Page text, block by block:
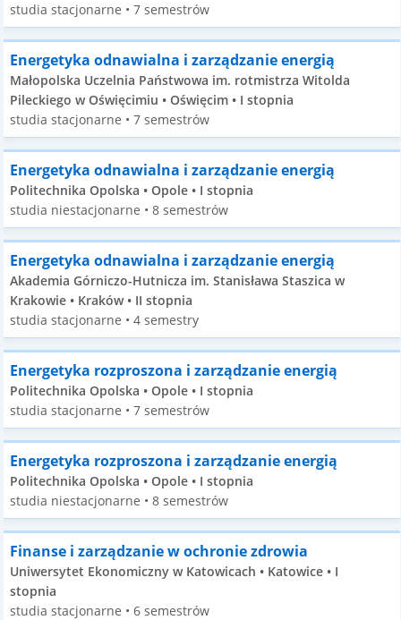
studia stacjonarne • 7 semestrów
Energetyka odnawialna i zarządzanie energią
Małopolska Uczelnia Państwowa im. rotmistrza Witolda
Pileckiego w Oświęcimiu • Oświęcim • I stopnia
studia stacjonarne • 7 semestrów
Energetyka odnawialna i zarządzanie energią
Politechnika Opolska • Opole • I stopnia
studia niestacjonarne • 8 semestrów
Energetyka odnawialna i zarządzanie energią
Akademia Górniczo-Hutnicza im. Stanisława Staszica w
Krakowie • Kraków • II stopnia
studia stacjonarne • 4 semestry
Energetyka rozproszona i zarządzanie energią
Politechnika Opolska • Opole • I stopnia
studia stacjonarne • 7 semestrów
Energetyka rozproszona i zarządzanie energią
Politechnika Opolska • Opole • I stopnia
studia niestacjonarne • 8 semestrów
Finanse i zarządzanie w ochronie zdrowia
Uniwersytet Ekonomiczny w Katowicach • Katowice • I
stopnia
studia stacjonarne • 6 semestrów